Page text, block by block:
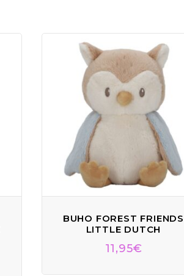
BUHO FOREST FRIENDS
LITTLE DUTCH
11,95€